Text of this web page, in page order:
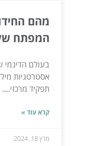
מהם
המפתח
בעולם הדינמי
אסטרטגיות
תפקיד מרכזי....
קרא עוד »
מרץ 18, 2024